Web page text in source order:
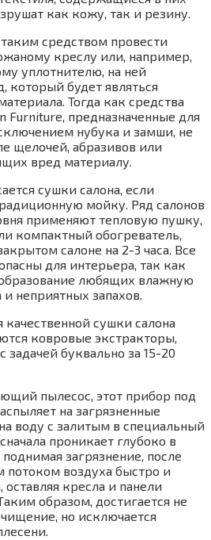
как кожу, так и резину.
средством провести
креслу или, например,
уплотнителю, на ней
который будет являться
Тогда как средства
Furniture, предназначенные для
нубука и замши, не
щелочей, абразивов или
вред материалу.
сушки салона, если
мойку. Ряд салонов
применяют тепловую пушку,
компактный обогреватель,
салоне на 2-3 часа. Все
для интерьера, так как
любящих влажную
неприятных запахов.
сушки салона
ковровые экстракторы,
задачей буквально за 15-20
пылесос, этот прибор под
на загрязненные
воду с залитым в специальный
проникает глубоко в
загрязнение, после
воздуха быстро и
кресла и панели
образом, достигается не
но исключается